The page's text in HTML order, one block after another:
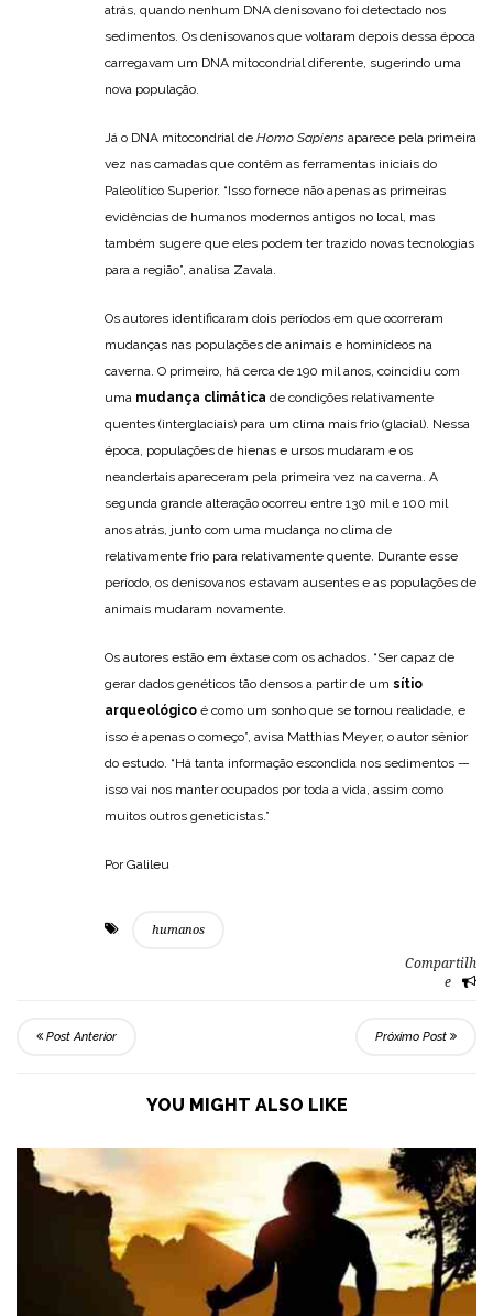
atrás, quando nenhum DNA denisovano foi detectado nos
sedimentos. Os denisovanos que voltaram depois dessa época
carregavam um DNA mitocondrial diferente, sugerindo uma
nova população.
Já o DNA mitocondrial de Homo Sapiens aparece pela primeira
vez nas camadas que contêm as ferramentas iniciais do
Paleolítico Superior. “Isso fornece não apenas as primeiras
evidências de humanos modernos antigos no local, mas
também sugere que eles podem ter trazido novas tecnologias
para a região”, analisa Zavala.
Os autores identificaram dois períodos em que ocorreram
mudanças nas populações de animais e hominídeos na
caverna. O primeiro, há cerca de 190 mil anos, coincidiu com
uma mudança climática de condições relativamente
quentes (interglaciais) para um clima mais frio (glacial). Nessa
época, populações de hienas e ursos mudaram e os
neandertais apareceram pela primeira vez na caverna. A
segunda grande alteração ocorreu entre 130 mil e 100 mil
anos atrás, junto com uma mudança no clima de
relativamente frio para relativamente quente. Durante esse
período, os denisovanos estavam ausentes e as populações de
animais mudaram novamente.
Os autores estão em êxtase com os achados. “Ser capaz de
gerar dados genéticos tão densos a partir de um sítio
arqueológico é como um sonho que se tornou realidade, e
isso é apenas o começo”, avisa Matthias Meyer, o autor sênior
do estudo. “Há tanta informação escondida nos sedimentos —
isso vai nos manter ocupados por toda a vida, assim como
muitos outros geneticistas.”
Por Galileu
humanos
Compartilh
e
Post Anterior Próximo Post
YOU MIGHT ALSO LIKE